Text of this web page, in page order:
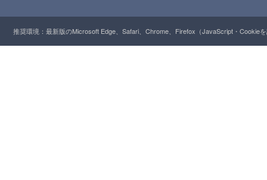
推奨環境：最新版のMicrosoft Edge、Safari、Chrome、Firefox（JavaScript・Cookie